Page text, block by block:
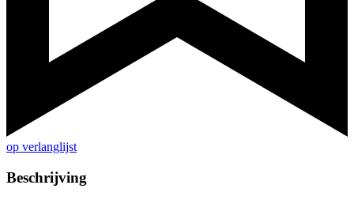
op verlanglijst
Beschrijving